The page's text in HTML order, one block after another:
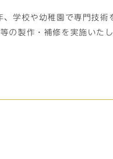
学校や幼稚園で専門技
の製作・補修を実施いた